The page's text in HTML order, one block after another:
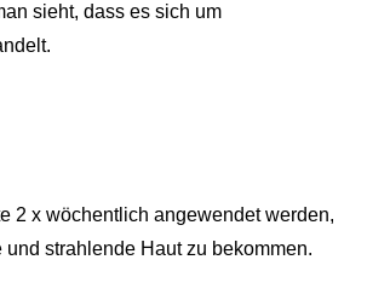
sieht, dass es sich um
2 x wöchentlich angewendet werden,
und strahlende Haut zu bekommen.